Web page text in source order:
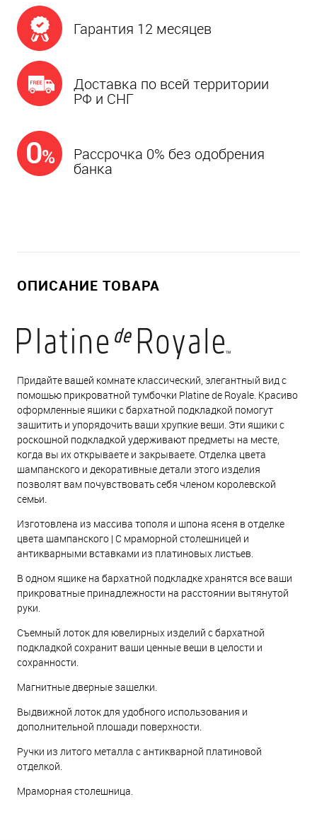
Гарантия 12 месяцев
Доставка по всей территории
РФ и СНГ
Рассрочка 0% без одобрения
банка
ОПИСАНИЕ ТОВАРА
Придайте вашей комнате классический, элегантный вид с
помощью прикроватной тумбочки Platine de Royale. Красиво
оформленные ящики с бархатной подкладкой помогут
защитить и упорядочить ваши хрупкие вещи. Эти ящики с
роскошной подкладкой удерживают предметы на месте,
когда вы их открываете и закрываете. Отделка цвета
шампанского и декоративные детали этого изделия
позволят вам почувствовать себя членом королевской
семьи.
Изготовлена из массива тополя и шпона ясеня в отделке
цвета шампанского | С мраморной столешницей и
антикварными вставками из платиновых листьев.
В одном ящике на бархатной подкладке хранятся все ваши
прикроватные принадлежности на расстоянии вытянутой
руки.
Съемный лоток для ювелирных изделий с бархатной
подкладкой сохранит ваши ценные вещи в целости и
сохранности.
Магнитные дверные защелки.
Выдвижной лоток для удобного использования и
дополнительной площади поверхности.
Ручки из литого металла с антикварной платиновой
отделкой.
Мраморная столешница.